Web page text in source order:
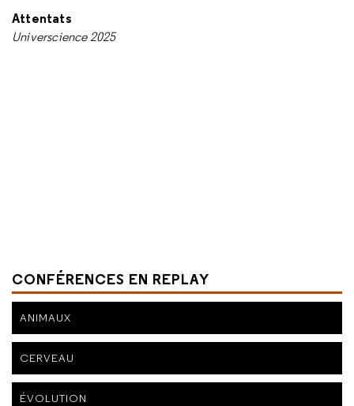
Attentats
Universcience 2025
CONFÉRENCES EN REPLAY
ANIMAUX
CERVEAU
ÉVOLUTION